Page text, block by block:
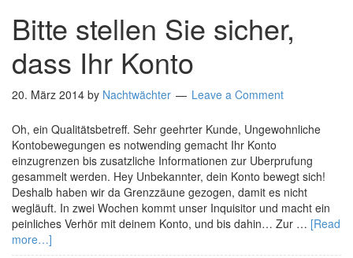
Bitte stellen Sie sicher,
dass Ihr Konto
20. März 2014 by Nachtwächter Leave a Comment
Oh, ein Qualitätsbetreff. Sehr geehrter Kunde, Ungewohnliche
Kontobewegungen es notwending gemacht Ihr Konto
einzugrenzen bis zusatzliche Informationen zur Uberprufung
gesammelt werden. Hey Unbekannter, dein Konto bewegt sich!
Deshalb haben wir da Grenzzäune gezogen, damit es nicht
wegläuft. In zwei Wochen kommt unser Inquisitor und macht ein
peinliches Verhör mit deinem Konto, und bis dahin… Zur … [Read
more…]